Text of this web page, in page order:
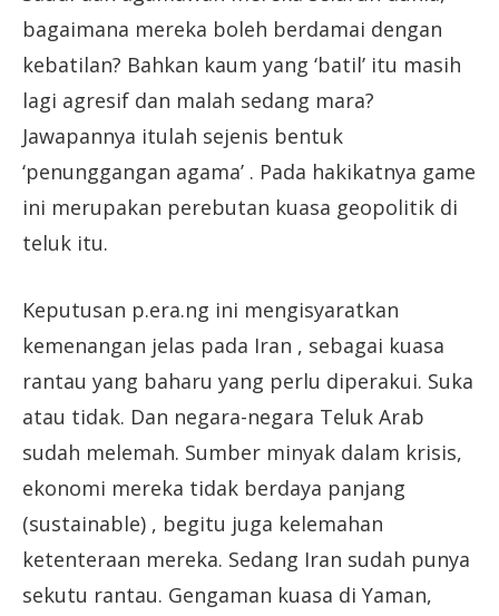
bagaimana mereka boleh berdamai dengan
kebatilan? Bahkan kaum yang ‘batil’ itu masih
lagi agresif dan malah sedang mara?
Jawapannya itulah sejenis bentuk
‘penunggangan agama’ . Pada hakikatnya game
ini merupakan perebutan kuasa geopolitik di
teluk itu.
Keputusan p.era.ng ini mengisyaratkan
kemenangan jelas pada Iran , sebagai kuasa
rantau yang baharu yang perlu diperakui. Suka
atau tidak. Dan negara-negara Teluk Arab
sudah melemah. Sumber minyak dalam krisis,
ekonomi mereka tidak berdaya panjang
(sustainable) , begitu juga kelemahan
ketenteraan mereka. Sedang Iran sudah punya
sekutu rantau. Gengaman kuasa di Yaman,